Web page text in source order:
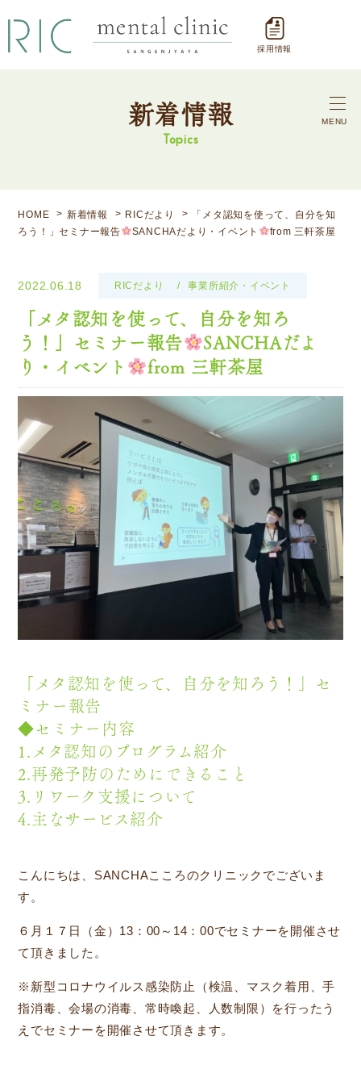
採用情報
MENU
新着情報
Topics
HOME 新着情報 RICだより
「メタ認知を使って、自分を知
ろう！」セミナー報告
SANCHAだより・イベント from 三軒茶屋
2022.06.18 RICだより 事業所紹介・イベント
「メタ認知を使って、自分を知ろ
う！」セミナー報告
SANCHAだよ
り・イベント
from 三軒茶屋
「メタ認知を使って、自分を知ろう！」セ
ミナー報告
◆セミナー内容
1.メタ認知のプログラム紹介
2.再発予防のためにできること
3.リワーク支援について
4.主なサービス紹介
こんにちは、SANCHAこころのクリニックでございま
す。
６月１７日（金）13：00～14：00でセミナーを開催させ
て頂きました。
※新型コロナウイルス感染防止（検温、マスク着用、手
指消毒、会場の消毒、常時喚起、人数制限）を行ったう
えでセミナーを開催させて頂きます。